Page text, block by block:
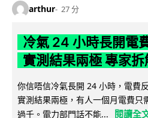
arthur 27 分
冷氣 24 小時長開電
實測結果兩極 專家
你信唔信冷氣長開 24 小時，電費
實測結果兩極，有人一個月電費只
過千。電力部門話不能...
閱讀全